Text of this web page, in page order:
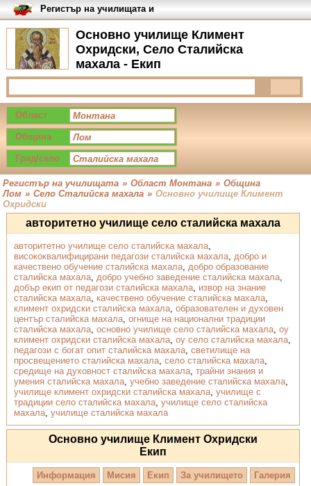
Основно училище Климент
Охридски, Село Сталийска
махала - Екип
Регистър на училищата и
университетите в България
Област
Община
Град/село
Регистър на училищата » Област Монтана » Община
Лом » Село Сталийска махала » Основно училище Климент
Охридски
авторитетно училище село сталийска махала
авторитетно училище село сталийска махала,
висококвалифицирани педагози сталийска махала, добро и
качествено обучение сталийска махала, добро образование
сталийска махала, добро учебно заведение сталийска махала,
добър екип от педагози сталийска махала, извор на знание
сталийска махала, качествено обучение сталийска махала,
климент охридски сталийска махала, образователен и духовен
център сталийска махала, огнище на национални традиции
сталийска махала, основно училище село сталийска махала, оу
климент охридски сталийска махала, оу село сталийска махала,
педагози с богат опит сталийска махала, светилище на
просвещението сталийска махала, село сталийска махала,
средище на духовност сталийска махала, трайни знания и
умения сталийска махала, учебно заведение сталийска махала,
училище климент охридски сталийска махала, училище с
традиции село сталийска махала, училище село сталийска
махала, училище сталийска махала
Основно училище Климент Охридски
Екип
Информация Мисия Екип За училището Галерия